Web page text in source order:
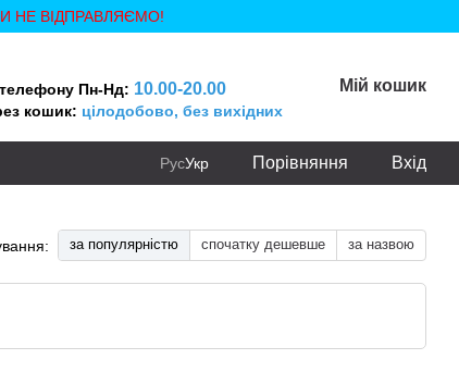
НЕ ВІДПРАВЛЯЄМО!
Пн-Нд: 10.00-20.00
кошик: цілодобово, без вихідних
Мій кошик
РусУкр Порівняння Вхід
за популярністю спочатку дешевше за назвою